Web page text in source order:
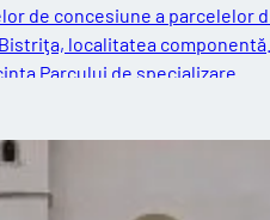
de concesiune a parcelelor
localitatea componentă
Parcului de specializare